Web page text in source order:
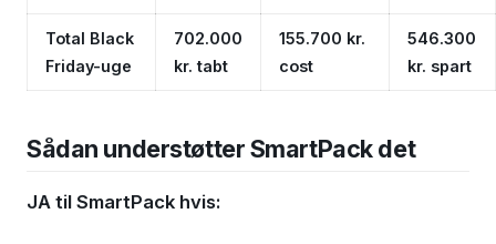
Total Black
Friday-uge
702.000
kr. tabt
155.700 kr.
cost
546.300
kr. spart
Sådan understøtter SmartPack det
JA til SmartPack hvis: